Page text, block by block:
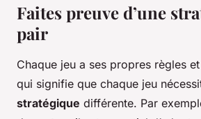
Faites preuve d’une
pair
Chaque jeu a ses propres règles
qui signifie que chaque jeu
stratégique différente. Par